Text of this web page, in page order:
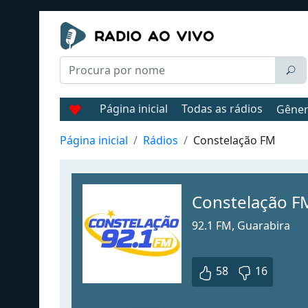
Página inicial Todas as rádios
Página inicial Rádios Constelação FM
Constelação
92.1 FM, Guarabira
58 16